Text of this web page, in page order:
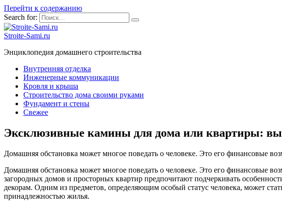
Перейти к содержанию
Search for:
Stroite-Sami.ru
Энциклопедия домашнего строительства
Внутренняя отделка
Инженерные коммуникации
Кровля и крыша
Строительство дома своими руками
Фундамент и стены
Свежее
Эксклюзивные камины для дома или квартиры:
Домашняя обстановка может многое поведать о человеке. Это его финансовые
Домашняя обстановка может многое поведать о человеке. Это его финансовые
загородных домов и просторных квартир предпочитают подчеркивать
декорам. Одним из предметов, определяющим особый статус человека, может
принадлежностью жилья.